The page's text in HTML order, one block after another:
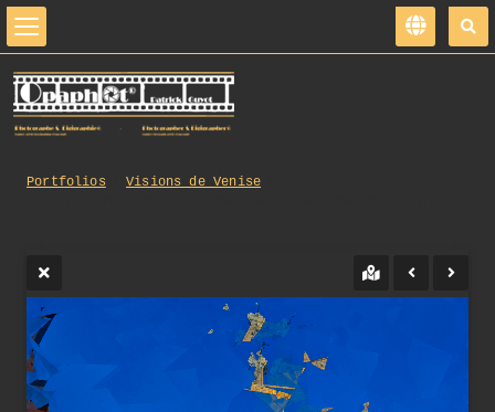
Portfolios
Visions de Venise